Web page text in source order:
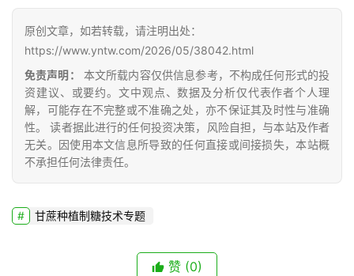
原创文章，如若转载，请注明出处：
https://www.yntw.com/2026/05/38042.html
免责声明：
本文所载内容仅供信息参考，不构成任何形式的投
资建议、或要约。文中观点、数据及分析仅代表作者个人理
解，可能存在不完整或不准确之处，亦不保证其及时性与准确
性。 读者据此进行的任何投资决策，风险自担，与本站及作者
无关。因使用本文信息所导致的任何直接或间接损失，本站概
不承担任何法律责任。
甘蔗种植制糖技术专题
赞 (0)